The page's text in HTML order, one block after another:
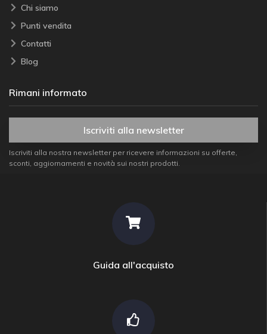
Chi siamo
Punti vendita
Contatti
Blog
Rimani informato
Iscriviti alla newsletter
Iscriviti alla nostra newsletter per ricevere informazioni su offerte,
sconti, aggiornamenti e novità sui nostri prodotti.
Guida all'acquisto